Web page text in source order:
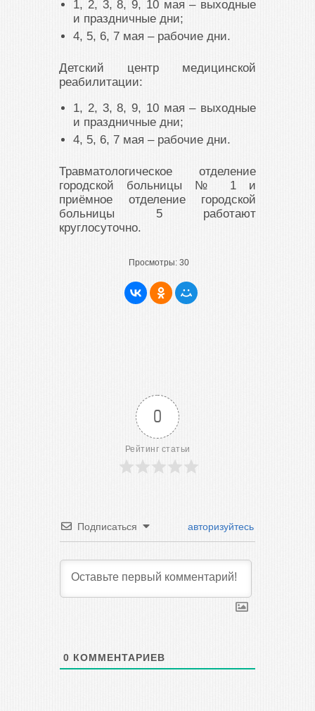
1, 2, 3, 8, 9, 10 мая – выходные
и праздничные дни;
4, 5, 6, 7 мая – рабочие дни.
Детский центр медицинской
реабилитации:
1, 2, 3, 8, 9, 10 мая – выходные
и праздничные дни;
4, 5, 6, 7 мая – рабочие дни.
Травматологическое отделение
городской больницы № 1 и
приёмное отделение городской
больницы 5 работают
круглосуточно.
Просмотры: 30
0
Рейтинг статьи
Подписаться авторизуйтесь
0 КОММЕНТАРИЕВ